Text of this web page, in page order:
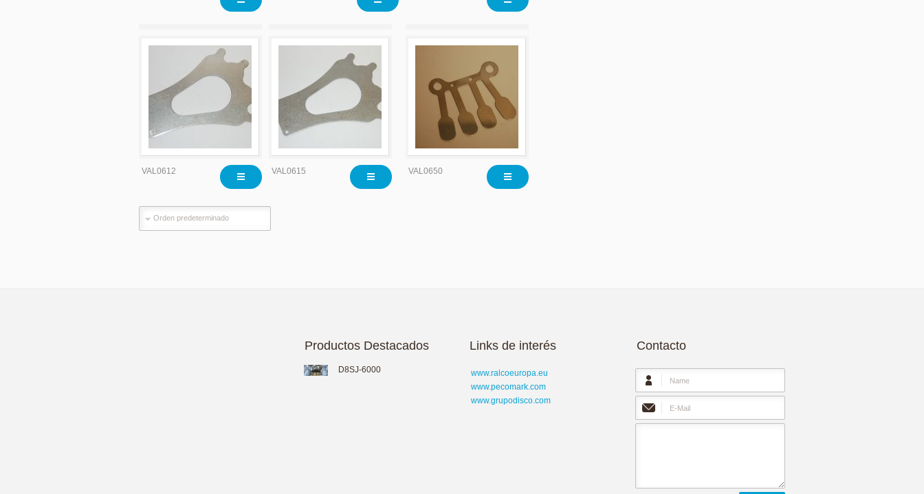
VAL0612 VAL0615 VAL0650
Productos Destacados
D8SJ-6000
Links de interés
www.ralcoeuropa.eu
www.pecomark.com
www.grupodisco.com
Contacto